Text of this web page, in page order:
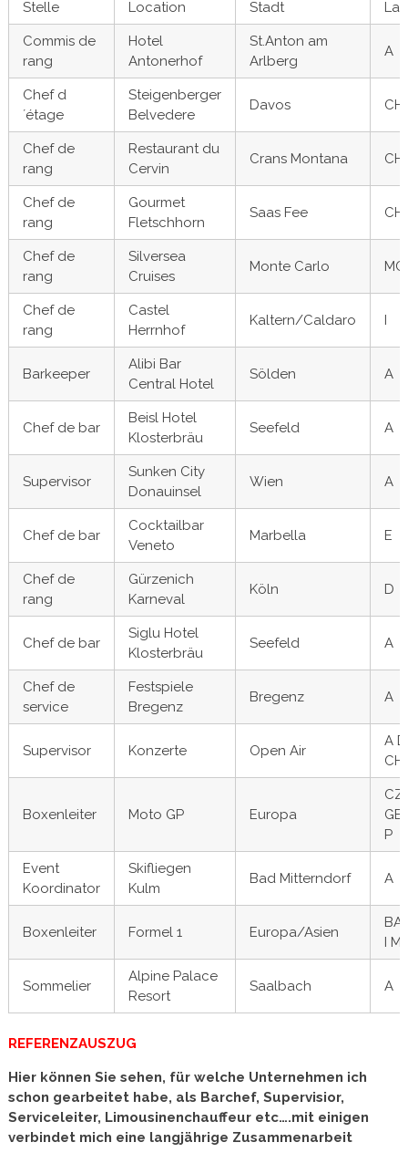
Stelle Location Stadt
Commis de
rang
Hotel
Antonerhof
St.Anton am
Arlberg
A
Chef d
´étage
Steigenberger
Belvedere
Davos CH
Chef de
rang
Restaurant du
Cervin
Crans Montana CH
Chef de
rang
Gourmet
Fletschhorn
Saas Fee CH
Chef de
rang
Silversea
Cruises
Monte Carlo MC
Chef de
rang
Castel
Herrnhof
Kaltern/Caldaro I
Barkeeper
Alibi Bar
Central Hotel
Sölden A
Chef de bar
Beisl Hotel
Klosterbräu
Seefeld A
Supervisor
Sunken City
Donauinsel
Wien A
Chef de bar
Cocktailbar
Veneto
Marbella E
Chef de
rang
Gürzenich
Karneval
Köln D
Chef de bar
Siglu Hotel
Klosterbräu
Seefeld A
Chef de
service
Festspiele
Bregenz
Bregenz A
Supervisor Konzerte Open Air
A D
CH
Boxenleiter Moto GP Europa
CZ
GB
P
Event
Koordinator
Skifliegen
Kulm
Bad Mitterndorf A
Boxenleiter Formel 1 Europa/Asien
I
Sommelier
Alpine Palace
Resort
Saalbach A
REFERENZAUSZUG
Hier können Sie sehen, für welche Unternehmen ich
schon gearbeitet habe, als Barchef, Supervisior,
Serviceleiter, Limousinenchauffeur etc….mit einigen
verbindet mich eine langjährige Zusammenarbeit